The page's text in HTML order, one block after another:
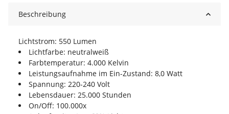
Beschreibung
Lichtstrom: 550 Lumen
Lichtfarbe: neutralweiß
Farbtemperatur: 4.000 Kelvin
Leistungsaufnahme im Ein-Zustand: 8,0 Watt
Spannung: 220-240 Volt
Lebensdauer: 25.000 Stunden
On/Off: 100.000x